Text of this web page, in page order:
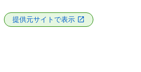
提供元サイトで表示